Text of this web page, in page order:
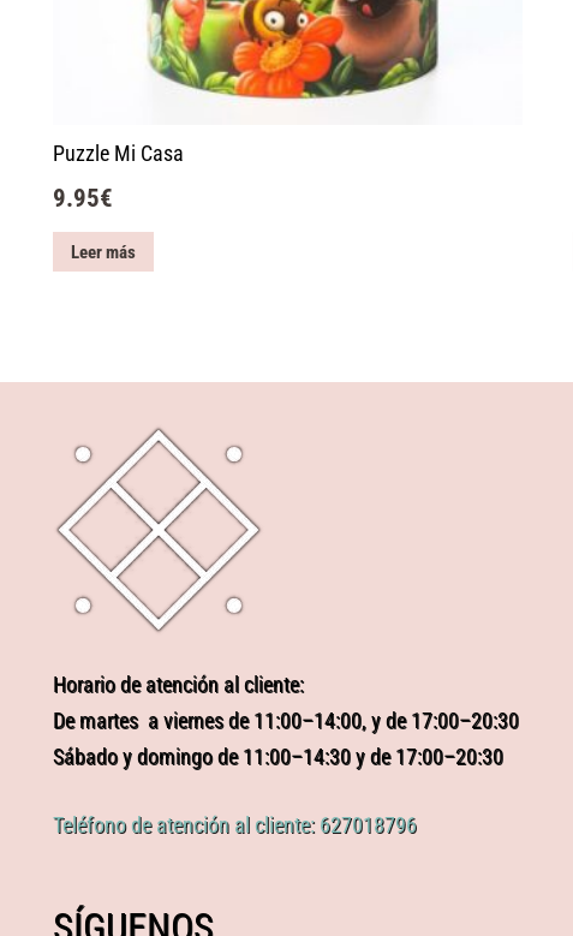
Puzzle Mi Casa
9.95€
Leer más
Horario de atención al cliente:
De martes a viernes de 11:00–14:00, y de 17:00–20:30
Sábado y domingo de 11:00–14:30 y de 17:00–20:30
Teléfono de atención al cliente: 627018796